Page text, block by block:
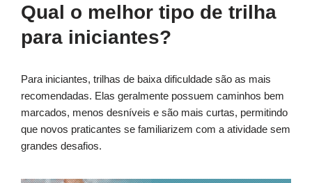
Qual o melhor tipo de trilha
para iniciantes?
Para iniciantes, trilhas de baixa dificuldade são as mais
recomendadas. Elas geralmente possuem caminhos bem
marcados, menos desníveis e são mais curtas, permitindo
que novos praticantes se familiarizem com a atividade sem
grandes desafios.